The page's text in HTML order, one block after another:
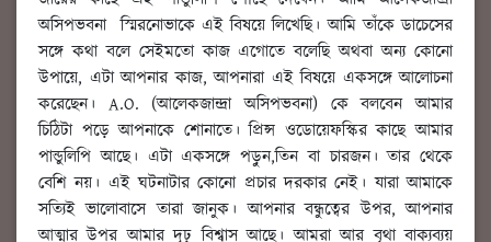
অসিপভবনা স্মিরনোভাকে এই বিষয়ে লিখেছি। আমি তাঁকে ডাচেসের
সঙ্গে কথা বলে সেইমতো কাজ এগোতে বলেছি অথবা অন্য কোনো
উপায়ে, এটা আপনার কাজ, আপনারা এই বিষয়ে একসঙ্গে আলোচনা
করেছেন। A.O. (আলেকজান্দ্রা অসিপভবনা) কে বলবেন আমার
চিঠিটা পড়ে আপনাকে শোনাতে। প্রিন্স ওডোয়েফস্কির কাছে আমার
পান্ডুলিপি আছে। এটা একসঙ্গে পড়ুন,তিন বা চারজন। তার থেকে
বেশি নয়। এই ঘটনাটার কোনো প্রচার দরকার নেই। যারা আমাকে
সত্যিই ভালোবাসে তারা জানুক। আপনার বন্ধুত্বের উপর, আপনার
আত্মার উপর আমার দৃঢ় বিশ্বাস আছে। আমরা আর বৃথা বাক্যব্যয়